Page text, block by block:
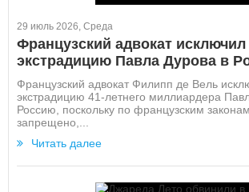
29 июль 2026, Среда
Французский адвокат исключил
экстрадицию Павла Дурова в
Французский адвокат Филипп де Вель
экстрадицию 41-летнего миллиардера
Россию, поскольку по французским
запрещено,...
Читать далее